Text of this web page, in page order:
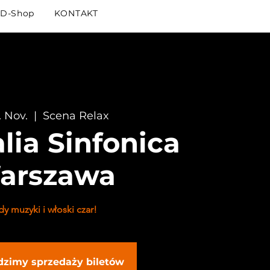
Shop KONTAKT
Nov.
  |
Scena Relax
Sinfonica
muzyki i włoski czar!
sprzedaży biletów